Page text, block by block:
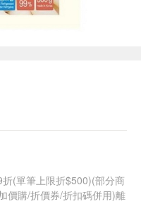
(單筆上限折$500)(部分商
價購/折價券/折扣碼併用)離